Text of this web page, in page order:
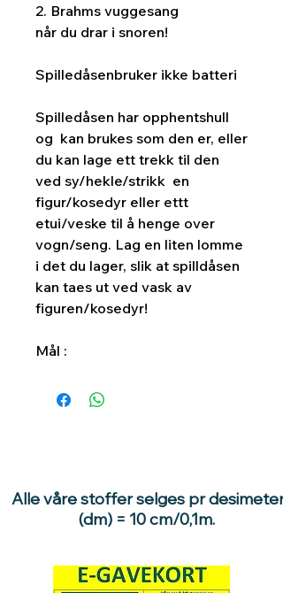
2. Brahms vuggesang
når du drar i snoren!
Spilledåsenbruker ikke batteri
Spilledåsen har opphentshull
og kan brukes som den er, eller
du kan lage ett trekk til den
ved sy/hekle/strikk en
figur/kosedyr eller ettt
etui/veske til å henge over
vogn/seng. Lag en liten lomme
i det du lager, slik at spilldåsen
kan taes ut ved vask av
figuren/kosedyr!
Mål :
Alle våre stoffer selges pr desimeter
(dm) = 10 cm/0,1m.